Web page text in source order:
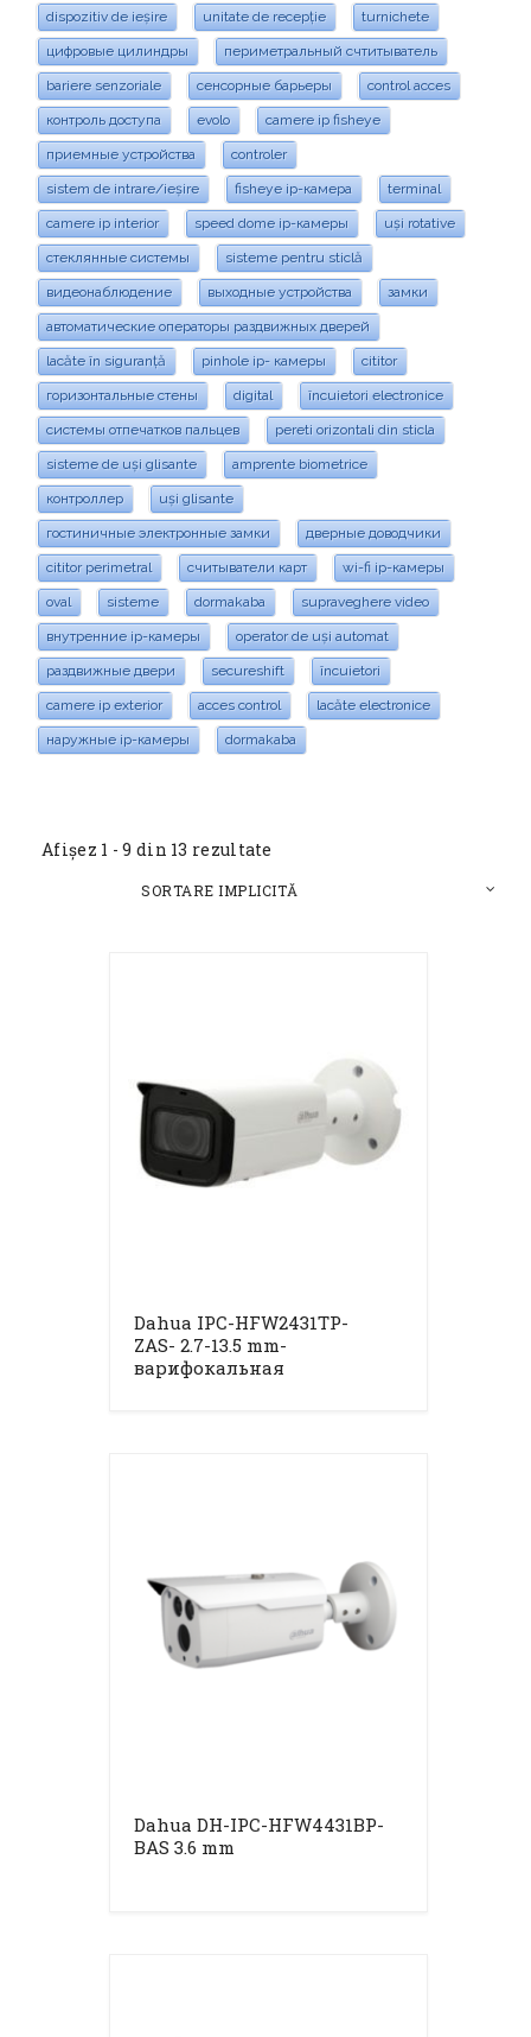
dispozitiv de ieșire unitate de recepție turnichete
цифровые цилиндры периметральный счтитыватель
bariere senzoriale сенсорные барьеры control acces
контроль доступа evolo camere ip fisheye
приемные устройства controler
sistem de intrare/ieșire fisheye ip-камера terminal
camere ip interior speed dome ip-камеры uși rotative
стеклянные системы sisteme pentru sticlă
видеонаблюдение выходные устройства замки
автоматические операторы раздвижных дверей
lacăte în siguranță pinhole ip- камеры cititor
горизонтальные стены digital încuietori electronice
системы отпечатков пальцев pereti orizontali din sticla
sisteme de uși glisante amprente biometrice
контроллер uși glisante
гостиничные электронные замки дверные доводчики
cititor perimetral считыватели карт wi-fi ip-камеры
oval sisteme dormakaba supraveghere video
внутренние ip-камеры operator de uși automat
раздвижные двери secureshift încuietori
camere ip exterior acces control lacăte electronice
наружные ip-камеры dormakaba
Afișez 1 - 9 din 13 rezultate
Dahua IPC-HFW2431TP-
ZAS- 2.7-13.5 mm-
варифокальная
Dahua DH-IPC-HFW4431BP-
BAS 3.6 mm